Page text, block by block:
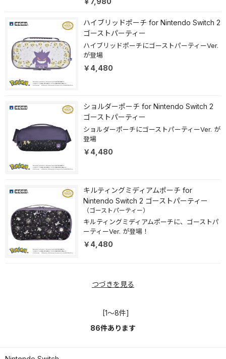
ハイブリッドポーチ for Nintendo Switch 2
ゴーストパーティー
ハイブリッドポーチにゴーストパーティーVer.
が登場
￥4,480
ショルダーポーチ for Nintendo Switch 2
ゴーストパーティー
ショルダーポーチにゴーストパーティーVer. が
登場
￥4,480
キルティングミディアムポーチ for
Nintendo Switch 2 ゴーストパーティー
（ゴーストパーティー）
キルティングミディアムポーチに、ゴーストパ
ーティーVer. が登場！
￥4,480
つづきを見る
[1～8件]
86件あります